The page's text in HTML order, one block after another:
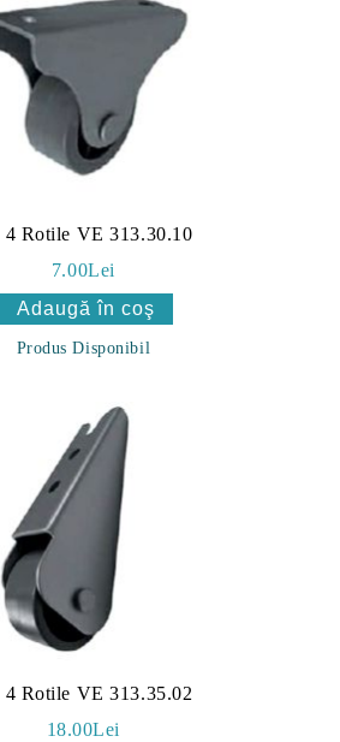
4 Rotile VE 313.30.10
7.00Lei
Produs Disponibil
4 Rotile VE 313.35.02
18.00Lei